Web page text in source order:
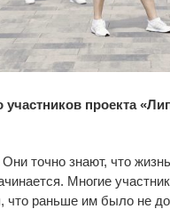
участников проекта«
Они точно знают, что
Многие
что раньше им было не до